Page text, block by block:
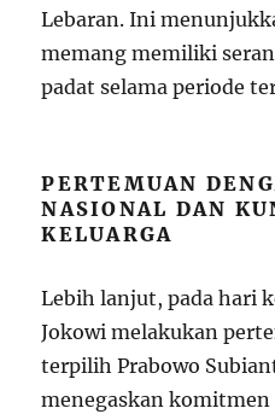
Lebaran. Ini
memang memiliki
padat selama periode
PERTEMUAN
NASIONAL DAN
KELUARGA
Lebih lanjut, pada hari
Jokowi melakukan
terpilih Prabowo
menegaskan komitmen